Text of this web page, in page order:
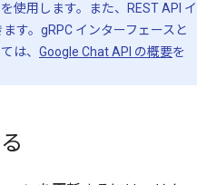
使用します。また、REST API イ
す。gRPC インターフェースと
は、 Google Chat API の概要を